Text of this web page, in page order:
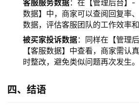
客服服务数据：在【管理后台】-
数据】中，商家可以查阅回复率
数据，评估客服团队的工作效率和
被买家投诉数据：同样在【管理
【客服数据】中查看，商家需认
时整改，避免类似问题再次发生。
四、结语